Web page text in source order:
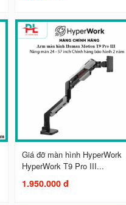
Giá đỡ màn hình HyperWork
HyperWork T9 Pro III...
1.950.000 đ